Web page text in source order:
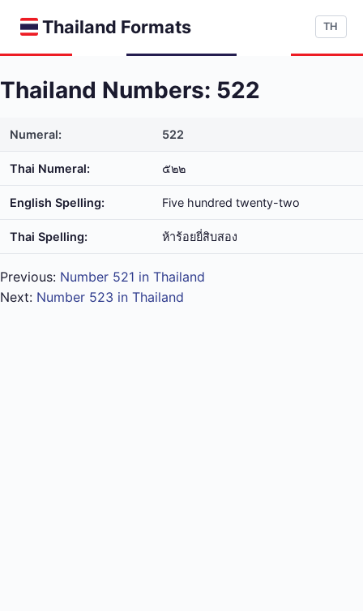
Thailand Formats TH
Thailand Numbers: 522
Numeral: 522
Thai Numeral: ๕๒๒
English Spelling: Five hundred twenty-two
Thai Spelling: ห้า​ร้อย​ยี่​สิบ​สอง
Previous: Number 521 in Thailand
Next: Number 523 in Thailand